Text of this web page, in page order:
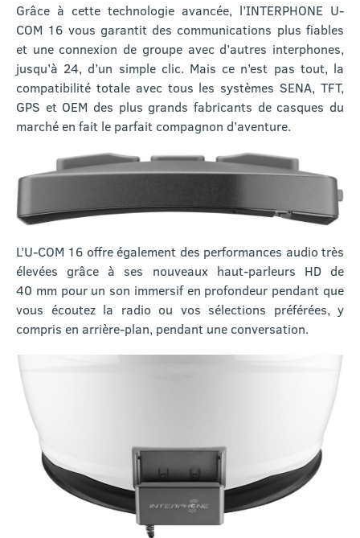
Grâce à cette technologie avancée, l’INTERPHONE U-
COM 16 vous garantit des communications plus fiables
et une connexion de groupe avec d’autres interphones,
jusqu’à 24, d’un simple clic. Mais ce n’est pas tout, la
compatibilité totale avec tous les systèmes SENA, TFT,
GPS et OEM des plus grands fabricants de casques du
marché en fait le parfait compagnon d’aventure.
L’U-COM 16 offre également des performances audio très
élevées grâce à ses nouveaux haut-parleurs HD de
40 mm pour un son immersif en profondeur pendant que
vous écoutez la radio ou vos sélections préférées, y
compris en arrière-plan, pendant une conversation.